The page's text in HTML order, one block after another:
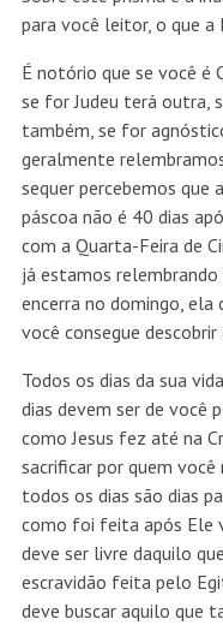
para você leitor, o que a
É notório que se você é
se for Judeu terá outra,
também, se for
geralmente
sequer percebemos que
páscoa não é 40 dias
com a Quarta-Feira de
já estamos
encerra no domingo,
você consegue
Todos os dias da sua
dias devem ser de você
como Jesus fez até na
sacrificar por quem você
todos os dias são dias
como foi feita após Ele
deve ser livre daquilo
escravidão feita pelo
deve buscar aquilo que